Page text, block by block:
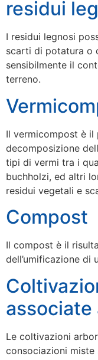
residui
I residui legnosi
scarti di potatura o
sensibilmente il
terreno.
Il vermicompost è
decomposizione
tipi di vermi tra i
buchholzi, ed altri
residui vegetali e
Compost
Il compost è il
dell’umificazione di
associate
Le coltivazioni
consociazioni